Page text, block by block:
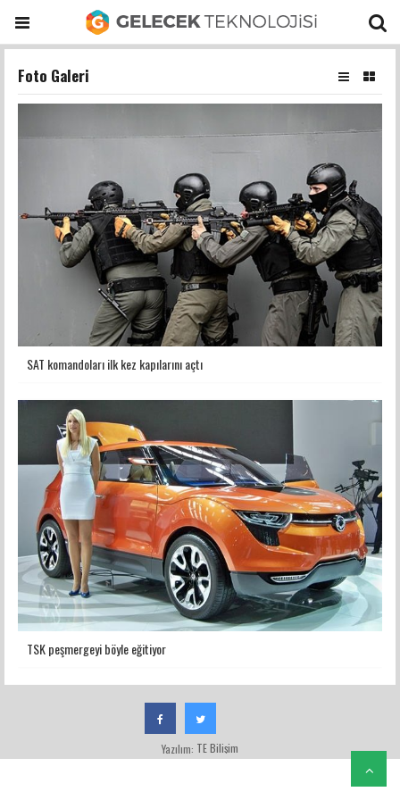
Foto Galeri
SAT komandoları ilk kez kapılarını açtı
TSK peşmergeyi böyle eğitiyor
Yazılım: TE Bilişim